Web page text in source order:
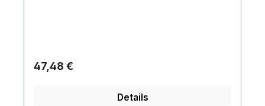
Regulärer Preis:
47,48 €
Details